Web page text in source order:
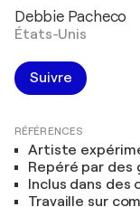
Debbie Pacheco
États-Unis
Suivre
RÉFÉRENCES
Artiste
Repéré par des
Inclus dans des
Travaille sur